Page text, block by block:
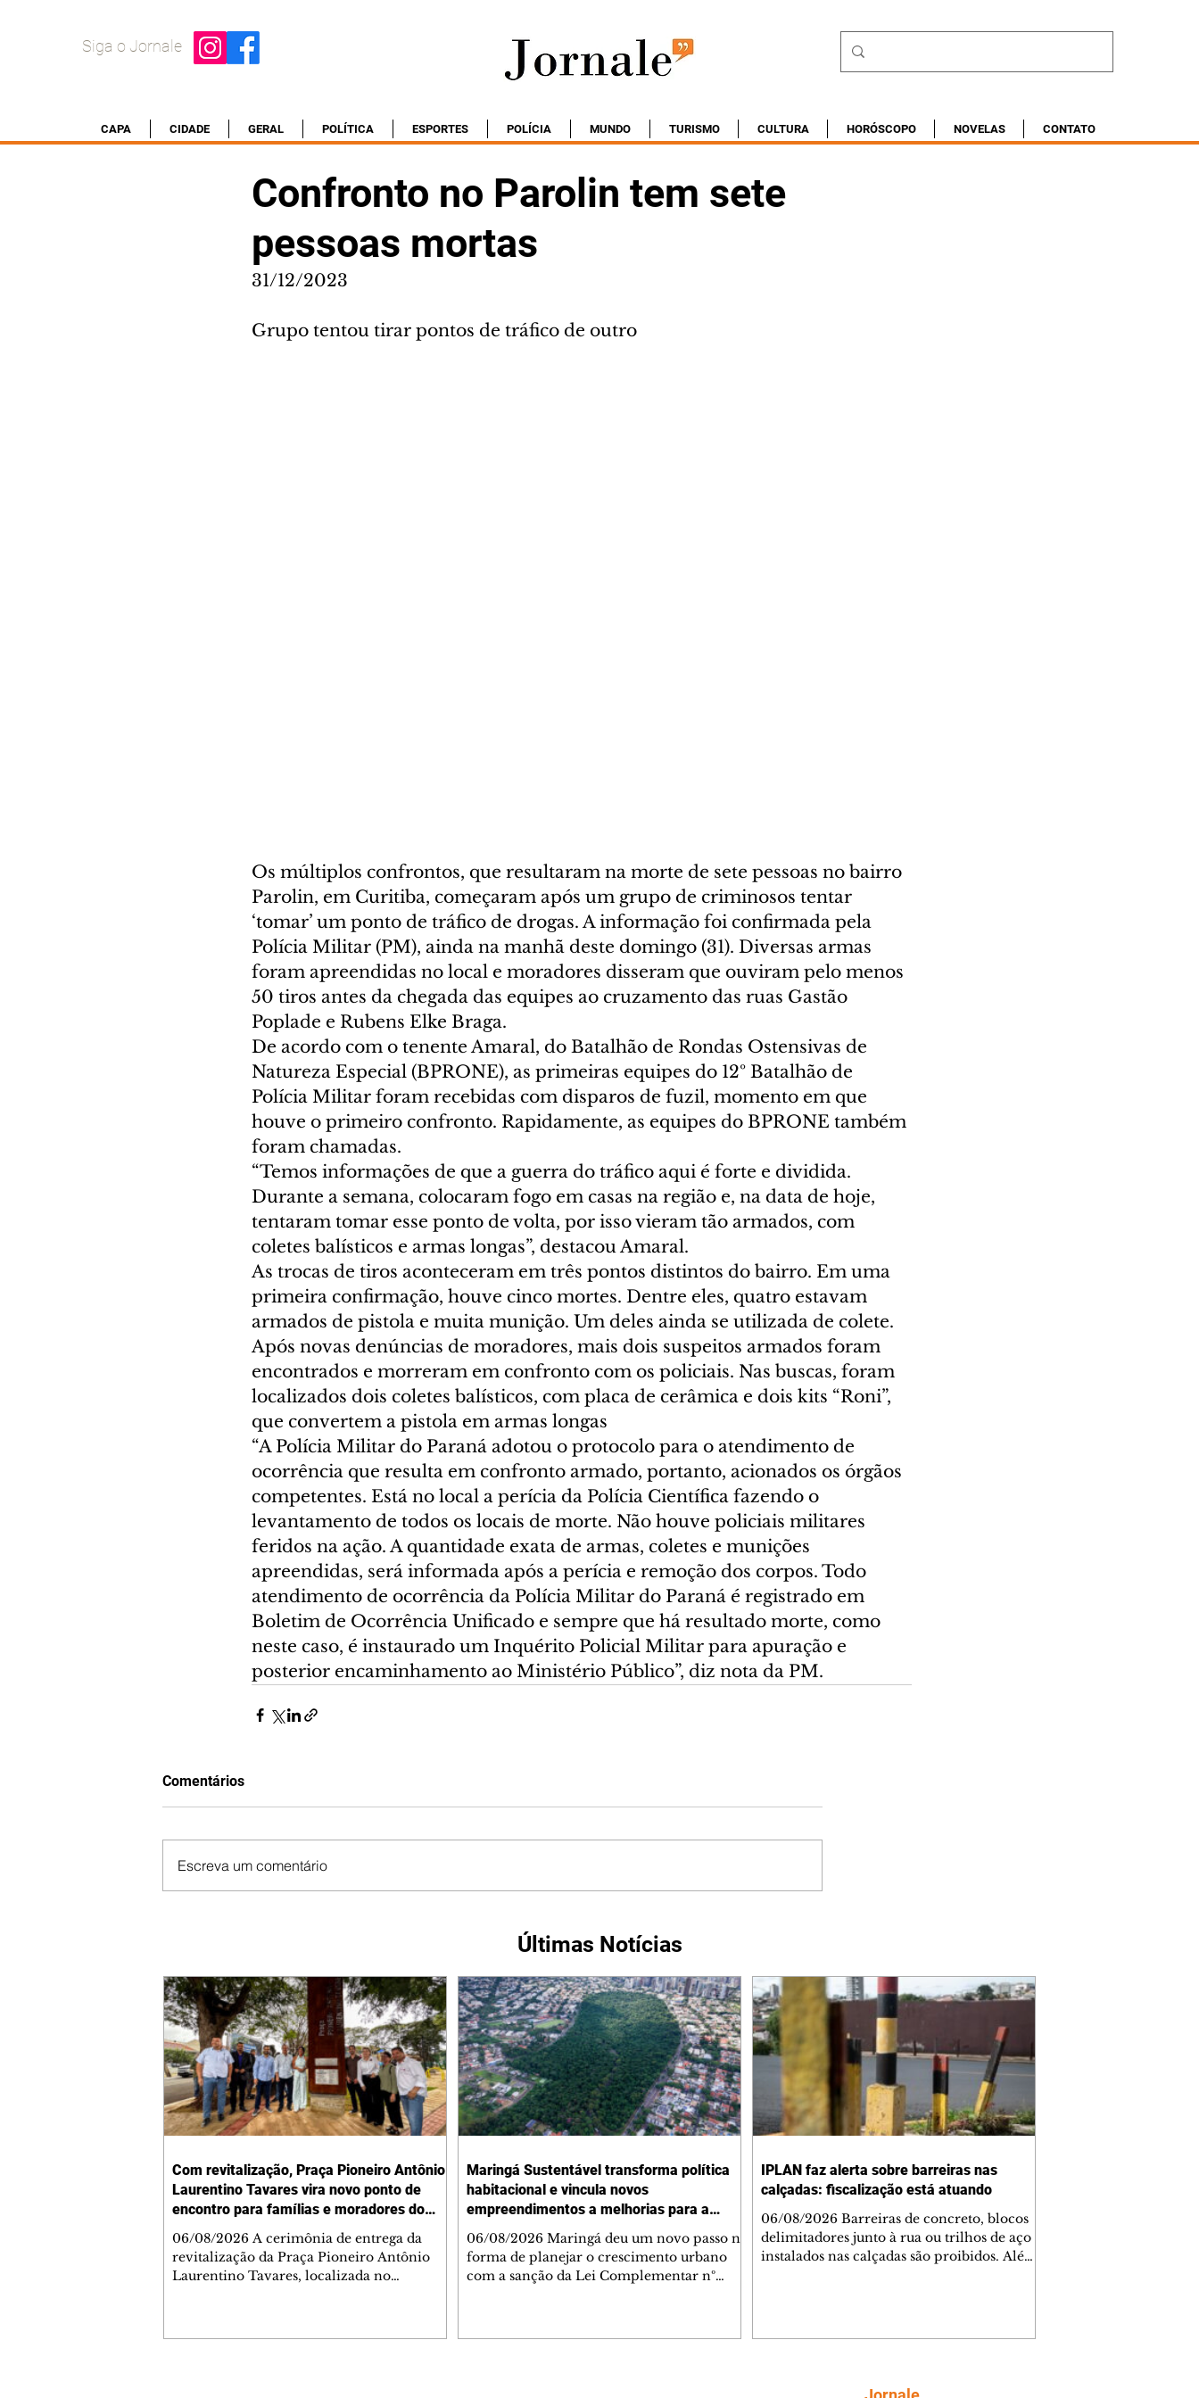
Siga o Jornale
CAPA CIDADE GERAL POLÍTICA ESPORTES POLÍCIA MUNDO TURISMO CULTURA HORÓSCOPO NOVELAS CONTATO
Confronto no Parolin tem sete
pessoas mortas
31/12/2023
Grupo tentou tirar pontos de tráfico de outro
Os múltiplos confrontos, que resultaram na morte de sete pessoas no bairro
Parolin, em Curitiba, começaram após um grupo de criminosos tentar
‘tomar’ um ponto de tráfico de drogas. A informação foi confirmada pela
Polícia Militar (PM), ainda na manhã deste domingo (31). Diversas armas
foram apreendidas no local e moradores disseram que ouviram pelo menos
50 tiros antes da chegada das equipes ao cruzamento das ruas Gastão
Poplade e Rubens Elke Braga.
De acordo com o tenente Amaral, do Batalhão de Rondas Ostensivas de
Natureza Especial (BPRONE), as primeiras equipes do 12º Batalhão de
Polícia Militar foram recebidas com disparos de fuzil, momento em que
houve o primeiro confronto. Rapidamente, as equipes do BPRONE também
foram chamadas.
“Temos informações de que a guerra do tráfico aqui é forte e dividida.
Durante a semana, colocaram fogo em casas na região e, na data de hoje,
tentaram tomar esse ponto de volta, por isso vieram tão armados, com
coletes balísticos e armas longas”, destacou Amaral.
As trocas de tiros aconteceram em três pontos distintos do bairro. Em uma
primeira confirmação, houve cinco mortes. Dentre eles, quatro estavam
armados de pistola e muita munição. Um deles ainda se utilizada de colete.
Após novas denúncias de moradores, mais dois suspeitos armados foram
encontrados e morreram em confronto com os policiais. Nas buscas, foram
localizados dois coletes balísticos, com placa de cerâmica e dois kits “Roni”,
que convertem a pistola em armas longas
“A Polícia Militar do Paraná adotou o protocolo para o atendimento de
ocorrência que resulta em confronto armado, portanto, acionados os órgãos
competentes. Está no local a perícia da Polícia Científica fazendo o
levantamento de todos os locais de morte. Não houve policiais militares
feridos na ação. A quantidade exata de armas, coletes e munições
apreendidas, será informada após a perícia e remoção dos corpos. Todo
atendimento de ocorrência da Polícia Militar do Paraná é registrado em
Boletim de Ocorrência Unificado e sempre que há resultado morte, como
neste caso, é instaurado um Inquérito Policial Militar para apuração e
posterior encaminhamento ao Ministério Público”, diz nota da PM.
Comentários
Escreva um comentário
Últimas Notícias
Com revitalização, Praça Pioneiro Antônio
Laurentino Tavares vira novo ponto de
encontro para famílias e moradores do
Jardim Liberdade
06/08/2026 A cerimônia de entrega da
revitalização da Praça Pioneiro Antônio
Laurentino Tavares, localizada no
Maringá Sustentável transforma política
habitacional e vincula novos
empreendimentos a melhorias para a
cidade
06/08/2026 Maringá deu um novo passo na
forma de planejar o crescimento urbano
com a sanção da Lei Complementar nº
IPLAN faz alerta sobre barreiras nas
calçadas: fiscalização está atuando
06/08/2026 Barreiras de concreto, blocos
delimitadores junto à rua ou trilhos de aço
instalados nas calçadas são proibidos. Além
(IPLAN), que está intensificando a